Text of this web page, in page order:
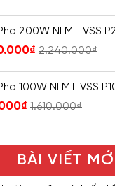
200W NLMT VSS
₫ 2.240.000₫
100W NLMT VSS
₫ 1.610.000₫
BÀI VIẾT